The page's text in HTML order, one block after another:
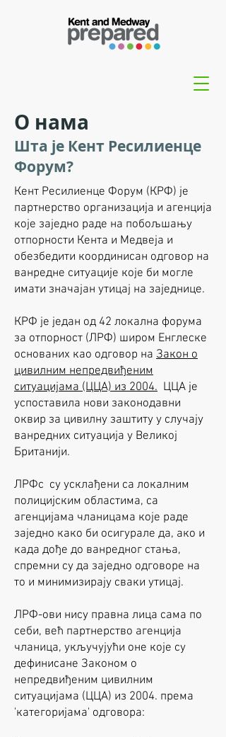
О нама
Шта је Кент Ресилиенце
Форум?
Кент Ресилиенце Форум (КРФ) је
партнерство организација и агенција
које заједно раде на побољшању
отпорности Кента и Медвеја и
обезбедити координисан одговор на
ванредне ситуације које би могле
имати значајан утицај на заједнице.
КРФ је један од 42 локална форума
за отпорност (ЛРФ) широм Енглеске
основаних као одговор на Закон о
цивилним непредвиђеним
ситуацијама (ЦЦА) из 2004. ЦЦА је
успоставила нови законодавни
оквир за цивилну заштиту у случају
ванредних ситуација у Великој
Британији.
ЛРФс су усклађени са локалним
полицијским областима, са
агенцијама чланицама које раде
заједно како би осигурале да, ако и
када дође до ванредног стања,
спремни су да заједно одговоре на
то и минимизирају сваки утицај.
ЛРФ-ови нису правна лица сама по
себи, већ партнерство агенција
чланица, укључујући оне које су
дефинисане Законом о
непредвиђеним цивилним
ситуацијама (ЦЦА) из 2004. према
'категоријама' одговора: